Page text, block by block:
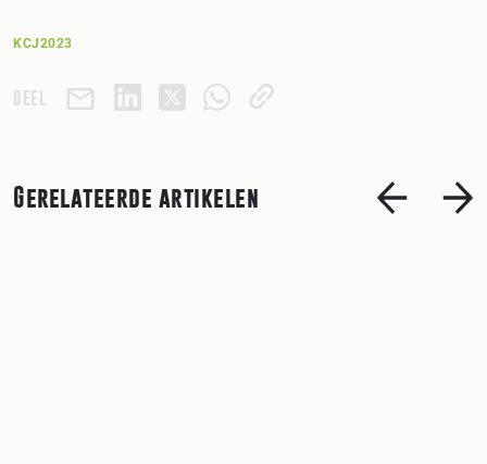
KCJ2023
DEEL
Gerelateerde artikelen